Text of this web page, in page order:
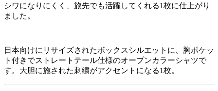
シワになりにくく、旅先でも活躍してくれる1枚に仕上がり
ました。
日本向けにリサイズされたボックスシルエットに、胸ポケッ
ト付きでストレートテール仕様のオープンカラーシャツで
す。大胆に施された刺繍がアクセントになる1枚。